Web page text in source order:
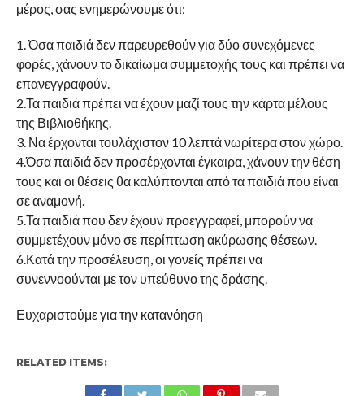
μέρος, σας ενημερώνουμε ότι:
1. Όσα παιδιά δεν παρευρεθούν για δύο συνεχόμενες
φορές, χάνουν το δικαίωμα συμμετοχής τους και πρέπει να
επανεγγραφούν.
2.Τα παιδιά πρέπει να έχουν μαζί τους την κάρτα μέλους
της Βιβλιοθήκης.
3. Να έρχονται τουλάχιστον 10 λεπτά νωρίτερα στον χώρο.
4.Όσα παιδιά δεν προσέρχονται έγκαιρα, χάνουν την θέση
τους και οι θέσεις θα καλύπτονται από τα παιδιά που είναι
σε αναμονή.
5.Τα παιδιά που δεν έχουν προεγγραφεί, μπορούν να
συμμετέχουν μόνο σε περίπτωση ακύρωσης θέσεων.
6.Κατά την προσέλευση, οι γονείς πρέπει να
συνεννοούνται με τον υπεύθυνο της δράσης.
Ευχαριστούμε για την κατανόηση
RELATED ITEMS: